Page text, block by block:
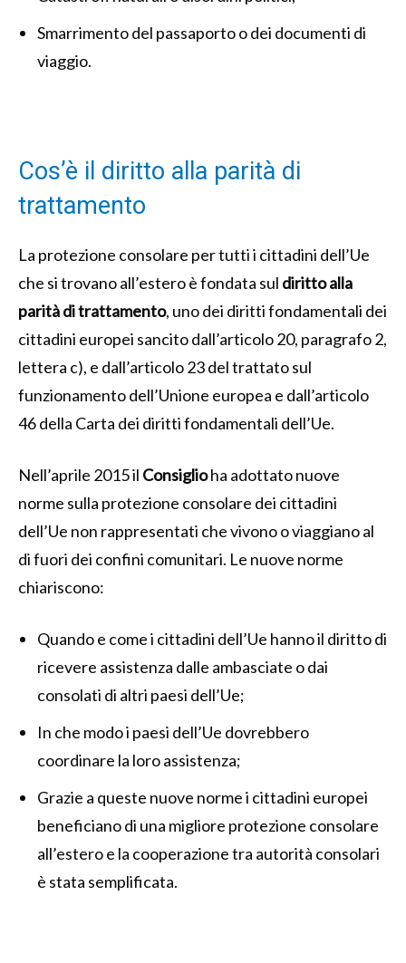
Smarrimento del passaporto o dei documenti di
viaggio.
Cos’è il diritto alla parità di
trattamento
La protezione consolare per tutti i cittadini dell’Ue
che si trovano all’estero è fondata sul diritto alla
parità di trattamento, uno dei diritti fondamentali dei
cittadini europei sancito dall’articolo 20, paragrafo 2,
lettera c), e dall’articolo 23 del trattato sul
funzionamento dell’Unione europea e dall’articolo
46 della Carta dei diritti fondamentali dell’Ue.
Nell’aprile 2015 il Consiglioha adottato nuove
norme sulla protezione consolare dei cittadini
dell’Ue non rappresentati che vivono o viaggiano al
di fuori dei confini comunitari. Le nuove norme
chiariscono:
Quando e come i cittadini dell’Ue hanno il diritto di
ricevere assistenza dalle ambasciate o dai
consolati di altri paesi dell’Ue;
In che modo i paesi dell’Ue dovrebbero
coordinare la loro assistenza;
Grazie a queste nuove norme i cittadini europei
beneficiano di una migliore protezione consolare
all’estero e la cooperazione tra autorità consolari
è stata semplificata.